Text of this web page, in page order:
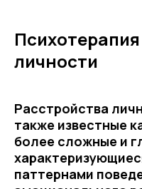
личности
Расстройства
также известные
более сложные и
паттернами